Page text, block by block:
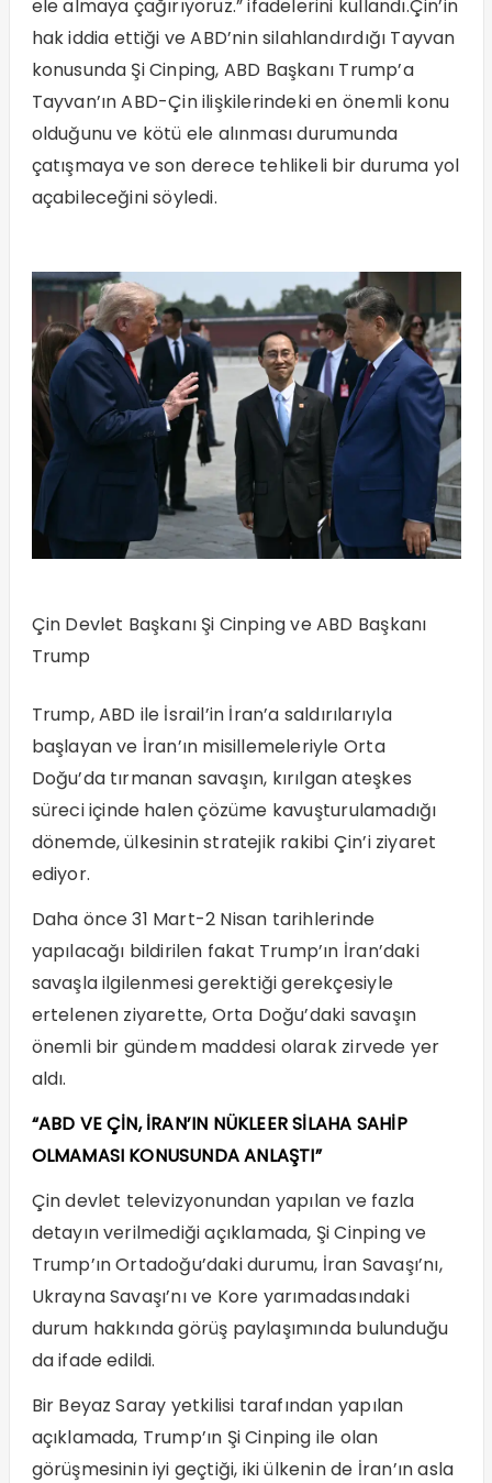
ele almaya çağırıyoruz.” ifadelerini kullandı.Çin’in
hak iddia ettiği ve ABD’nin silahlandırdığı Tayvan
konusunda Şi Cinping, ABD Başkanı Trump’a
Tayvan’ın ABD-Çin ilişkilerindeki en önemli konu
olduğunu ve kötü ele alınması durumunda
çatışmaya ve son derece tehlikeli bir duruma yol
açabileceğini söyledi.
Çin Devlet Başkanı Şi Cinping ve ABD Başkanı
Trump
Trump, ABD ile İsrail’in İran’a saldırılarıyla
başlayan ve İran’ın misillemeleriyle Orta
Doğu’da tırmanan savaşın, kırılgan ateşkes
süreci içinde halen çözüme kavuşturulamadığı
dönemde, ülkesinin stratejik rakibi Çin’i ziyaret
ediyor.
Daha önce 31 Mart-2 Nisan tarihlerinde
yapılacağı bildirilen fakat Trump’ın İran’daki
savaşla ilgilenmesi gerektiği gerekçesiyle
ertelenen ziyarette, Orta Doğu’daki savaşın
önemli bir gündem maddesi olarak zirvede yer
aldı.
“ABD VE ÇİN, İRAN’IN NÜKLEER SİLAHA SAHİP
OLMAMASI KONUSUNDA ANLAŞTI”
Çin devlet televizyonundan yapılan ve fazla
detayın verilmediği açıklamada, Şi Cinping ve
Trump’ın Ortadoğu’daki durumu, İran Savaşı’nı,
Ukrayna Savaşı’nı ve Kore yarımadasındaki
durum hakkında görüş paylaşımında bulunduğu
da ifade edildi.
Bir Beyaz Saray yetkilisi tarafından yapılan
açıklamada, Trump’ın Şi Cinping ile olan
görüşmesinin iyi geçtiği, iki ülkenin de İran’ın asla